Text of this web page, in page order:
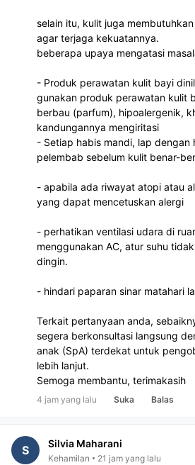
selain itu, kulit juga
agar terjaga kekuatannya.
beberapa upaya mengatasi
- Produk perawatan kulit bayi
gunakan produk perawatan kulit
berbau (parfum), hipoalergenik,
kandungannya mengiritasi
- Setiap habis mandi, lap dengan
pelembab sebelum kulit benar-
- apabila ada riwayat atopi atau
yang dapat mencetuskan alergi
- perhatikan ventilasi udara di
menggunakan AC, atur suhu
dingin.
- hindari paparan sinar matahari
Terkait pertanyaan anda,
segera berkonsultasi langsung
anak (SpA) terdekat untuk
lebih lanjut.
Semoga membantu, terimakasih
4 jam yang lalu Suka Balas
S Silvia Maharani
Kehamilan 21 jam yang lalu